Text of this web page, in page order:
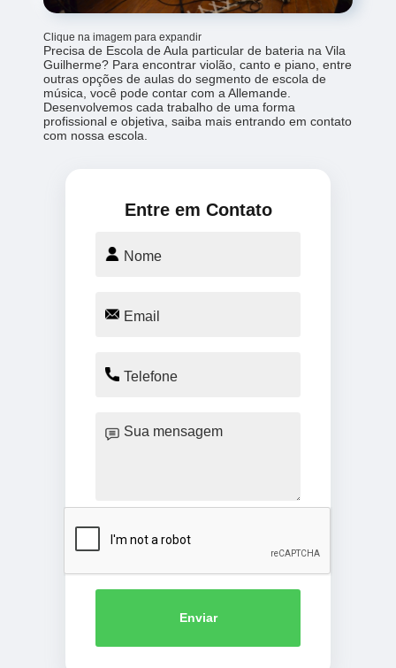
Clique na imagem para expandir
Precisa de Escola de Aula particular de bateria na Vila
Guilherme? Para encontrar violão, canto e piano, entre
outras opções de aulas do segmento de escola de
música, você pode contar com a Allemande.
Desenvolvemos cada trabalho de uma forma
profissional e objetiva, saiba mais entrando em contato
com nossa escola.
Entre em Contato
Enviar